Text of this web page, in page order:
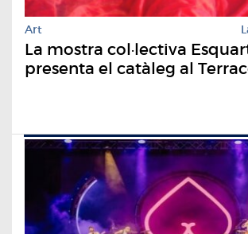
Art
La mostra col·lectiva
presenta el catàleg al